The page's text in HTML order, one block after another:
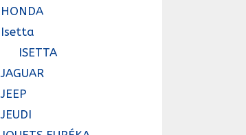
HONDA
Isetta
ISETTA
JAGUAR
JEEP
JEUDI